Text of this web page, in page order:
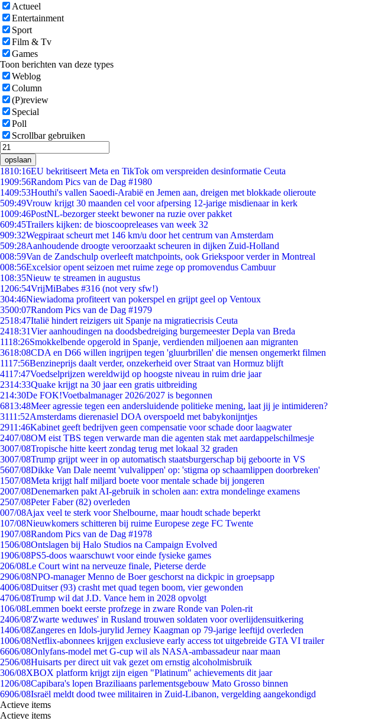
Actueel
Entertainment
Sport
Film & Tv
Games
Toon berichten van deze types
Weblog
Column
(P)review
Special
Poll
Scrollbar gebruiken
opslaan
1810:16EU bekritiseert Meta en TikTok om verspreiden desinformatie Ceuta
1909:56Random Pics van de Dag #1980
1409:53Houthi's vallen Saoedi-Arabië en Jemen aan, dreigen met blokkade olieroute
509:49Vrouw krijgt 30 maanden cel voor afpersing 12-jarige misdienaar in kerk
1009:46PostNL-bezorger steekt bewoner na ruzie over pakket
609:45Trailers kijken: de bioscoopreleases van week 32
909:32Wegpiraat scheurt met 146 km/u door het centrum van Amsterdam
509:28Aanhoudende droogte veroorzaakt scheuren in dijken Zuid-Holland
008:59Van de Zandschulp overleeft matchpoints, ook Griekspoor verder in Montreal
008:56Excelsior opent seizoen met ruime zege op promovendus Cambuur
108:35Nieuw te streamen in augustus
1206:54VrijMiBabes #316 (not very sfw!)
304:46Niewiadoma profiteert van pokerspel en grijpt geel op Ventoux
3500:07Random Pics van de Dag #1979
2518:47Italië hindert reizigers uit Spanje na migratiecrisis Ceuta
2418:31Vier aanhoudingen na doodsbedreiging burgemeester Depla van Breda
1118:26Smokkelbende opgerold in Spanje, verdienden miljoenen aan migranten
3618:08CDA en D66 willen ingrijpen tegen 'gluurbrillen' die mensen ongemerkt filmen
1117:56Benzineprijs daalt verder, onzekerheid over Straat van Hormuz blijft
4117:47Voedselprijzen wereldwijd op hoogste niveau in ruim drie jaar
2314:33Quake krijgt na 30 jaar een gratis uitbreiding
214:30De FOK!Voetbalmanager 2026/2027 is begonnen
6813:48Meer agressie tegen een andersluidende politieke mening, laat jij je intimideren?
3111:52Amsterdams dierenasiel DOA overspoeld met babykonijntjes
2911:46Kabinet geeft bedrijven geen compensatie voor schade door laagwater
2407/08OM eist TBS tegen verwarde man die agenten stak met aardappelschilmesje
3007/08Tropische hitte keert zondag terug met lokaal 32 graden
3007/08Trump grijpt weer in op automatisch staatsburgerschap bij geboorte in VS
5607/08Dikke Van Dale neemt 'vulvalippen' op: 'stigma op schaamlippen doorbreken'
1507/08Meta krijgt half miljard boete voor mentale schade bij jongeren
2007/08Denemarken pakt AI-gebruik in scholen aan: extra mondelinge examens
2507/08Peter Faber (82) overleden
007/08Ajax veel te sterk voor Shelbourne, maar houdt schade beperkt
107/08Nieuwkomers schitteren bij ruime Europese zege FC Twente
1907/08Random Pics van de Dag #1978
1506/08Ontslagen bij Halo Studios na Campaign Evolved
1906/08PS5-doos waarschuwt voor einde fysieke games
206/08Le Court wint na nerveuze finale, Pieterse derde
2906/08NPO-manager Menno de Boer geschorst na dickpic in groepsapp
4006/08Duitser (93) crasht met quad tegen boom, vier gewonden
4706/08Trump wil dat J.D. Vance hem in 2028 opvolgt
106/08Lemmen boekt eerste profzege in zware Ronde van Polen-rit
2406/08'Zwarte weduwes' in Rusland trouwen soldaten voor overlijdensuitkering
1406/08Zangeres en Idols-jurylid Jerney Kaagman op 79-jarige leeftijd overleden
1006/08Netflix-abonnees krijgen exclusieve early access tot uitgebreide GTA VI trailer
6606/08Onlyfans-model met G-cup wil als NASA-ambassadeur naar maan
2506/08Huisarts per direct uit vak gezet om ernstig alcoholmisbruik
306/08XBOX platform krijgt zijn eigen "Platinum" achievements dit jaar
1206/08Capibara's lopen Braziliaans parlementsgebouw Mato Grosso binnen
6906/08Israël meldt dood twee militairen in Zuid-Libanon, vergelding aangekondigd
Actieve items
Actieve items